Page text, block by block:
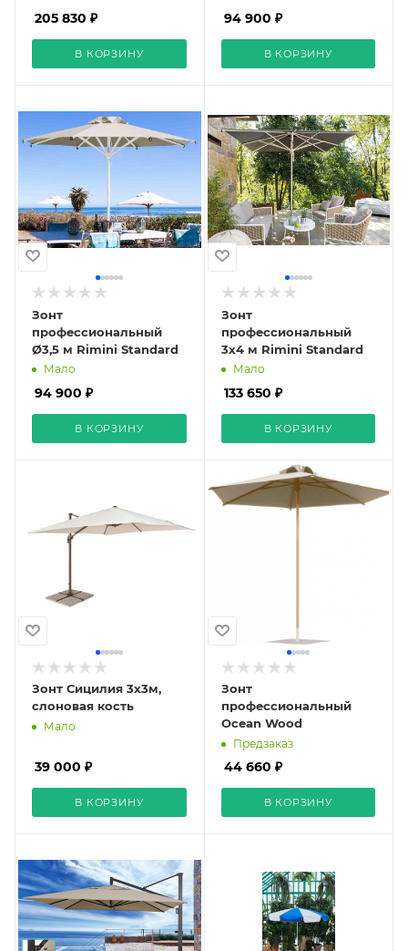
205 830 ₽
В КОРЗИНУ
94 900 ₽
В КОРЗИНУ
Зонт
профессиональный
Ø3,5 м Rimini Standard
Мало
94 900 ₽
В КОРЗИНУ
Зонт
профессиональный
3х4 м Rimini Standard
Мало
133 650 ₽
В КОРЗИНУ
Зонт Сицилия 3х3м,
слоновая кость
Мало
39 000 ₽
В КОРЗИНУ
Зонт
профессиональный
Ocean Wood
Предзаказ
44 660 ₽
В КОРЗИНУ